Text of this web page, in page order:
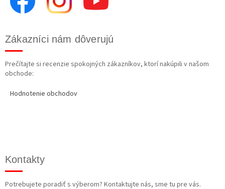
Zákazníci nám dôverujú
Prečítajte si recenzie spokojných zákazníkov, ktorí nakúpili v našom
obchode:
Hodnotenie obchodov
Kontakty
Potrebujete poradiť s výberom? Kontaktujte nás, sme tu pre vás.